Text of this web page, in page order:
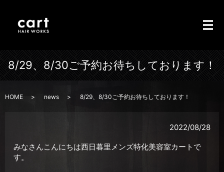
メ
8/29、8/30ご予約お待ちしております！
HOME news 8/29、8/30ご予約お待ちしております！
2022/08/28
みなさんこんにちは西日暮里メンズ特化美容室カートで
す。